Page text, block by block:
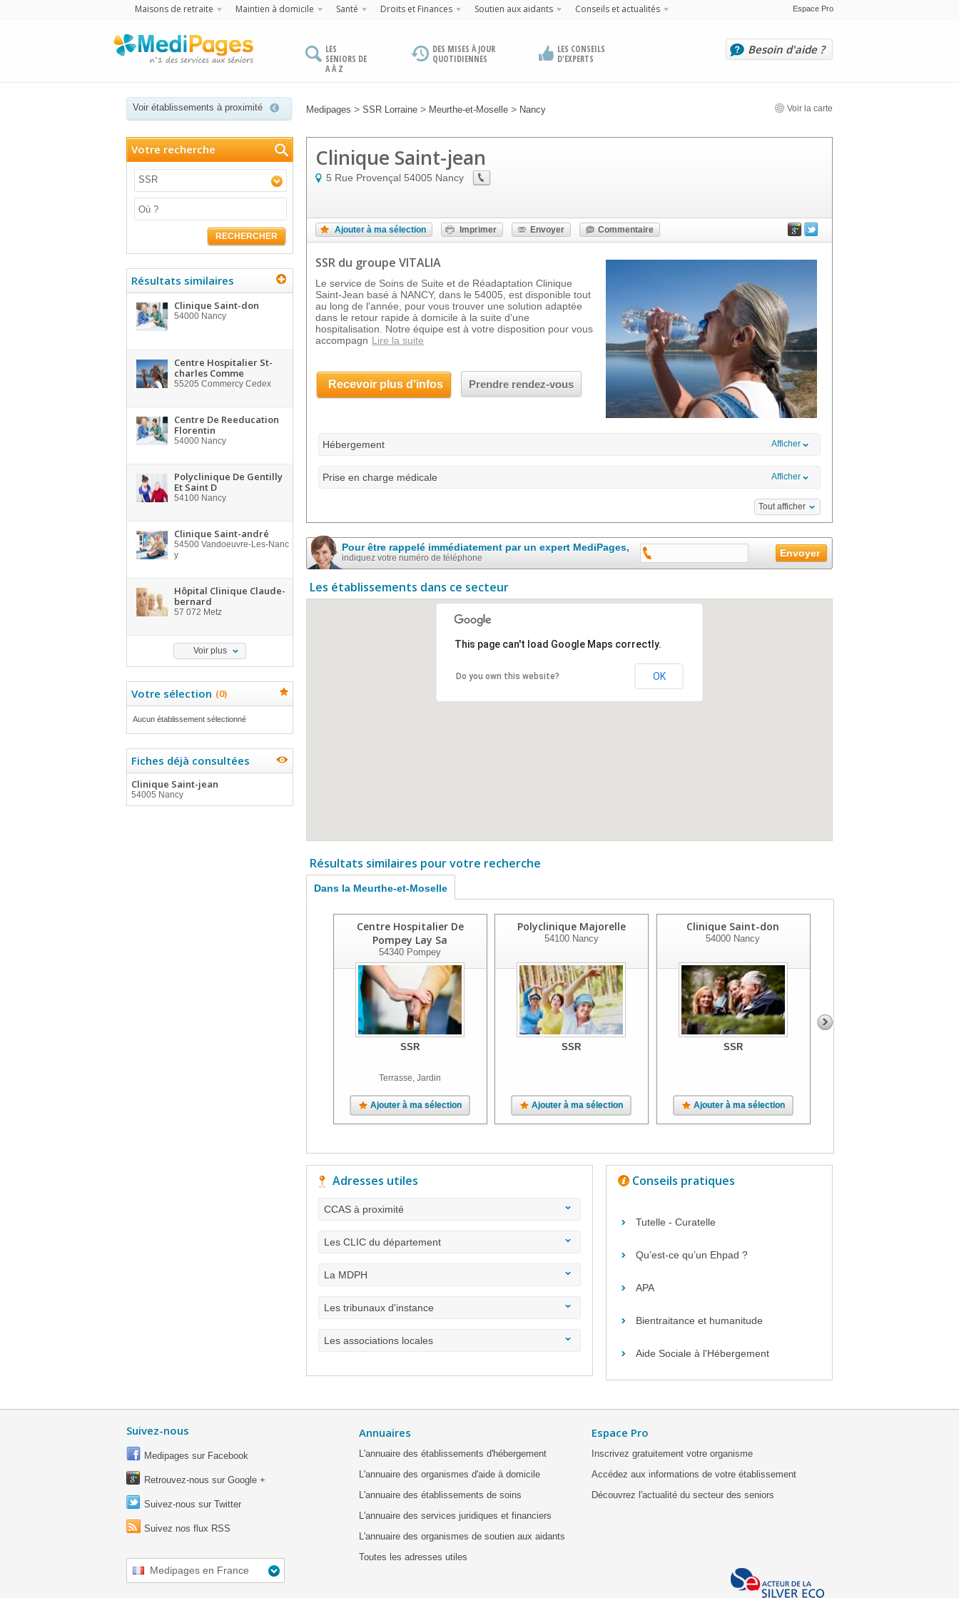
Maisons de retraite Maintien à domicile Santé Droits et Finances Soutien aux aidants Conseils et actualités Espace Pro
LES
SENIORS DE
A À Z
DES MISES À JOUR
QUOTIDIENNES
LES CONSEILS
D'EXPERTS
Besoin d'aide ?
Voir établissements à proximité Medipages > SSR Lorraine > Meurthe-et-Moselle > Nancy Voir la carte
Votre recherche
SSR
RECHERCHER
Résultats similaires
Clinique Saint-don
54000 Nancy
Centre Hospitalier St-
charles Comme
55205 Commercy Cedex
Centre De Reeducation
Florentin
54000 Nancy
Polyclinique De Gentilly
Et Saint D
54100 Nancy
Clinique Saint-andré
54500 Vandoeuvre-Les-Nanc
y
Hôpital Clinique Claude-
bernard
57 072 Metz
Voir plus
Votre sélection (0)
Aucun établissement sélectionné
Fiches déjà consultées
Clinique Saint-jean
54005 Nancy
Clinique Saint-jean
5 Rue Provençal 54005 Nancy
Ajouter à ma sélection Imprimer Envoyer Commentaire
SSR du groupe VITALIA
Le service de Soins de Suite et de Réadaptation Clinique
Saint-Jean basé à NANCY, dans le 54005, est disponible tout
au long de l'année, pour vous trouver une solution adaptée
dans le retour rapide à domicile à la suite d'une
hospitalisation. Notre équipe est à votre disposition pour vous
accompagn Lire la suite
Recevoir plus d'infos Prendre rendez-vous
Hébergement Afficher
Prise en charge médicale Afficher
Tout afficher
Pour être rappelé immédiatement par un expert MediPages,
indiquez votre numéro de téléphone
Les établissements dans ce secteur
This page can't load Google Maps correctly.
Do you own this website? OK
Résultats similaires pour votre recherche
Dans la Meurthe-et-Moselle
Centre Hospitalier De
Pompey Lay Sa
54340 Pompey
SSR
Terrasse, Jardin
Ajouter à ma sélection
Polyclinique Majorelle
54100Nancy
SSR
Ajouter à ma sélection
Clinique Saint-don
54000 Nancy
SSR
Ajouter à ma sélection
Adresses utiles
CCAS à proximité
Les CLIC du département
La MDPH
Les tribunaux d'instance
Les associations locales
Conseils pratiques
Tutelle - Curatelle
Qu’est-ce qu’un Ehpad ?
APA
Bientraitance et humanitude
Aide Sociale à l'Hébergement
Suivez-nous
Medipages sur Facebook
Retrouvez-nous sur Google +
Suivez-nous sur Twitter
Suivez nos flux RSS
Medipages en France
Annuaires
L'annuaire des établissements d'hébergement
L'annuaire des organismes d'aide à domicile
L'annuaire des établissements de soins
L'annuaire des services juridiques et financiers
L'annuaire des organismes de soutien aux aidants
Toutes les adresses utiles
Espace Pro
Inscrivez gratuitement votre organisme
Accédez aux informations de votre établissement
Découvrez l'actualité du secteur des seniors